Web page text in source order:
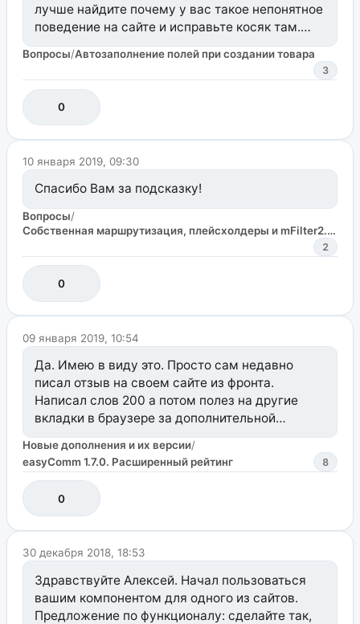
лучше найдите почему у вас такое непонятное
поведение на сайте и исправьте косяк там.
И вообще, если уж ссылаетесь на ошибку в
логе, то прикладывайте сам текст ошибки. Тут
нет экстрасенсов.
Вопросы/Автозаполнение полей при создании товара
3
0
10 января 2019, 09:30
Спасибо Вам за подсказку!
Вопросы/
Собственная маршрутизация, плейсхолдеры и mFilter2. Нужна помощь.
2
0
09 января 2019, 10:54
Да. Имею в виду это. Просто сам недавно
писал отзыв на своем сайте из фронта.
Написал слов 200 а потом полез на другие
вкладки в браузере за дополнительной
информацией. Чуть случайно не закрыл окно,
где печатал :) Понимаю, что такой функционал
не в приоритете, но будет плюсом к
юзабилити.
Новые дополнения и их версии/
easyComm 1.7.0. Расширенный рейтинг
8
0
30 декабря 2018, 18:53
Здравствуйте Алексей. Начал пользоваться
вашим компонентом для одного из сайтов.
Предложение по функционалу: сделайте так,